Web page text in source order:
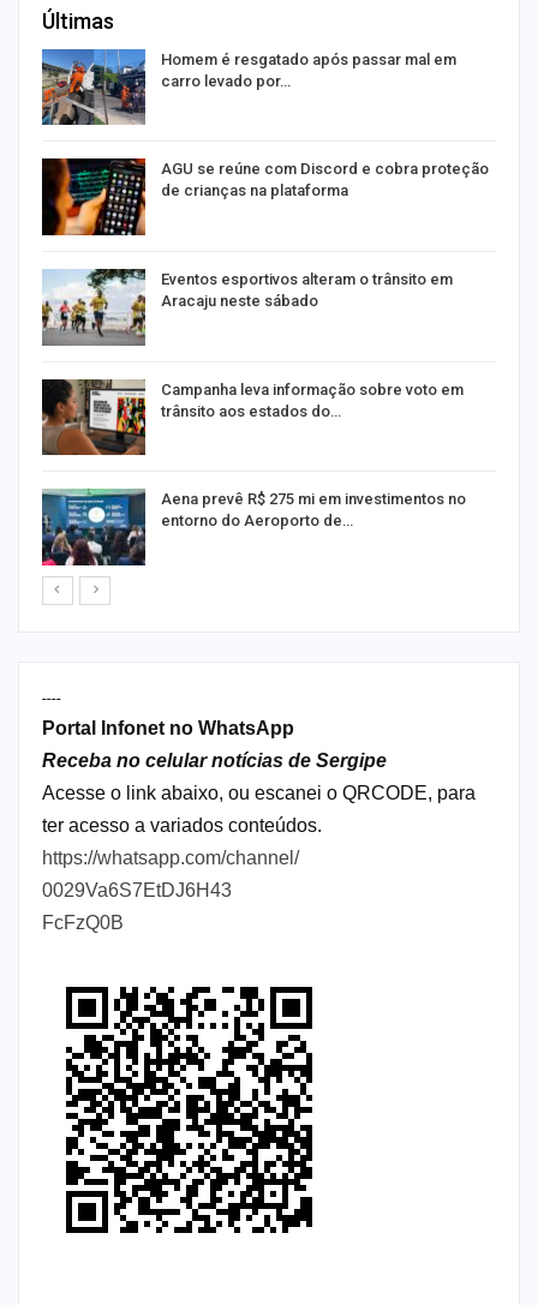
Últimas
Homem é resgatado após passar mal em
carro levado por…
AGU se reúne com Discord e cobra proteção
de crianças na plataforma
Eventos esportivos alteram o trânsito em
Aracaju neste sábado
Campanha leva informação sobre voto em
trânsito aos estados do…
Aena prevê R$ 275 mi em investimentos no
entorno do Aeroporto de…
----
Portal Infonet no WhatsApp
Receba no celular notícias de Sergipe
Acesse o link abaixo, ou escanei o QRCODE, para
ter acesso a variados conteúdos.
https://whatsapp.com/channel/
0029Va6S7EtDJ6H43
FcFzQ0B